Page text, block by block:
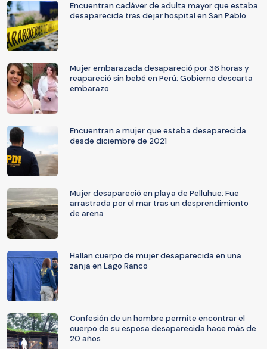
Encuentran cadáver de adulta mayor que estaba
desaparecida tras dejar hospital en San Pablo
Mujer embarazada desapareció por 36 horas y
reapareció sin bebé en Perú: Gobierno descarta
embarazo
Encuentran a mujer que estaba desaparecida
desde diciembre de 2021
Mujer desapareció en playa de Pelluhue: Fue
arrastrada por el mar tras un desprendimiento
de arena
Hallan cuerpo de mujer desaparecida en una
zanja en Lago Ranco
Confesión de un hombre permite encontrar el
cuerpo de su esposa desaparecida hace más de
20 años